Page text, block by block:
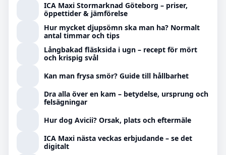
ICA Maxi Stormarknad Göteborg – priser,
öppettider & jämförelse
Hur mycket djupsömn ska man ha? Normalt
antal timmar och tips
Långbakad fläsksida i ugn – recept för mört
och krispig svål
Kan man frysa smör? Guide till hållbarhet
Dra alla över en kam – betydelse, ursprung och
felsägningar
Hur dog Avicii? Orsak, plats och eftermäle
ICA Maxi nästa veckas erbjudande – se det
digitalt